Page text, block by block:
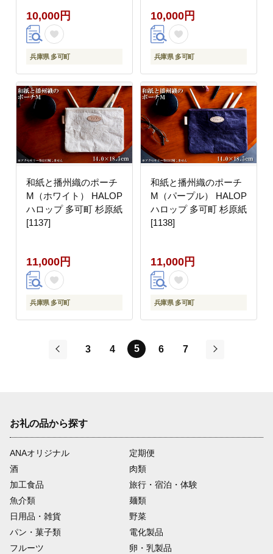
10,000円
兵庫県 多可町
10,000円
兵庫県 多可町
和紙と播州織のポーチ
M（ホワイト） HALOP
ハロップ 多可町 杉原紙
[1137]
11,000円
兵庫県 多可町
和紙と播州織のポーチ
M（パープル） HALOP
ハロップ 多可町 杉原紙
[1138]
11,000円
兵庫県 多可町
3 4 5 6
7
お礼の品から探す
ANAオリジナル
定期便
酒
肉類
加工食品
旅行・宿泊・体験
魚介類
麺類
日用品・雑貨
野菜
パン・菓子類
電化製品
フルーツ
卵・乳製品